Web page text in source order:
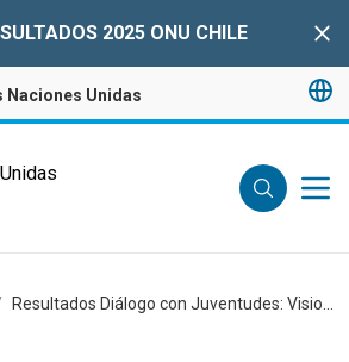
2025 ONU CHILE
Naciones Unidas
la ruta de navegación